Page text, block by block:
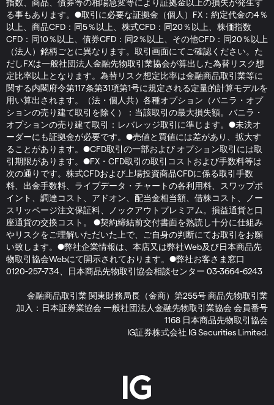
指数、商品、債券等の相場急変等により証拠金以上の損失が発生す
る事もあります。●取引に必要な証拠金（個人）FX：約定代金の4％
以上、商品CFD：同5％以上、株式CFD：同20％以上、株価指数
CFD：同10％以上、債券CFD：同2％以上、その他CFD：同20％以上
（法人）銘柄ごとに異なります。取引画面にてご確認ください。た
だしFXは一般社団法人金融先物取引業協会が算出した為替リスク想
定比率以上となります。為替リスク想定比率は金融商品取引業等に
関する内閣府令第117条第31項第1号に規定される定量的計算モデルを
用い算出されます。（法・個人共）各種オプション（バニラ・オプ
ションの売り建て取引を除く）：当該取引の最大損失額。バニラ・
オプションの売り建て取引：レバレッジ取引に準じます。●未決オ
ーダーにも証拠金が必要です。●売値と買値には差があり、拡大す
ることがあります。●CFD取引の一部および オプション取引には取
引期限があります。●FX・CFD取引の取引コストおよび手数料等は
次の通りです。株式CFDおよび上場投資商品CFDに係る取引手数
料、出金手数料、ライブデータ・チャートの各利用料、スワップポ
イント、調達コスト、アドオン、配当金相当額、借株コスト、ノー
スリッページ注文保証料、ノックアウトプレミアム。損益通貨と口
座通貨の交換コスト。 ●契約締結前交付書面を熟読し十分に仕組み
やリスクをご理解いただいた上で、ご自身の判断にてお取引をお願
い致します。●弊社企業情報は、本店又は弊社Web及び日本商品先
物取引協会Webにて開示されております。●弊社お客さま窓口
0120-257-734、日本商品先物取引協会相談センター 03-3664-6243
金融商品取引業 関東財務局長（金商）第255号 商品先物取引業
加入：日本証券業協会 一般社団法人金融先物取引業協会 会員番号
1168 日本商品先物取引協会
IG証券株式会社 IG Securities Limited.